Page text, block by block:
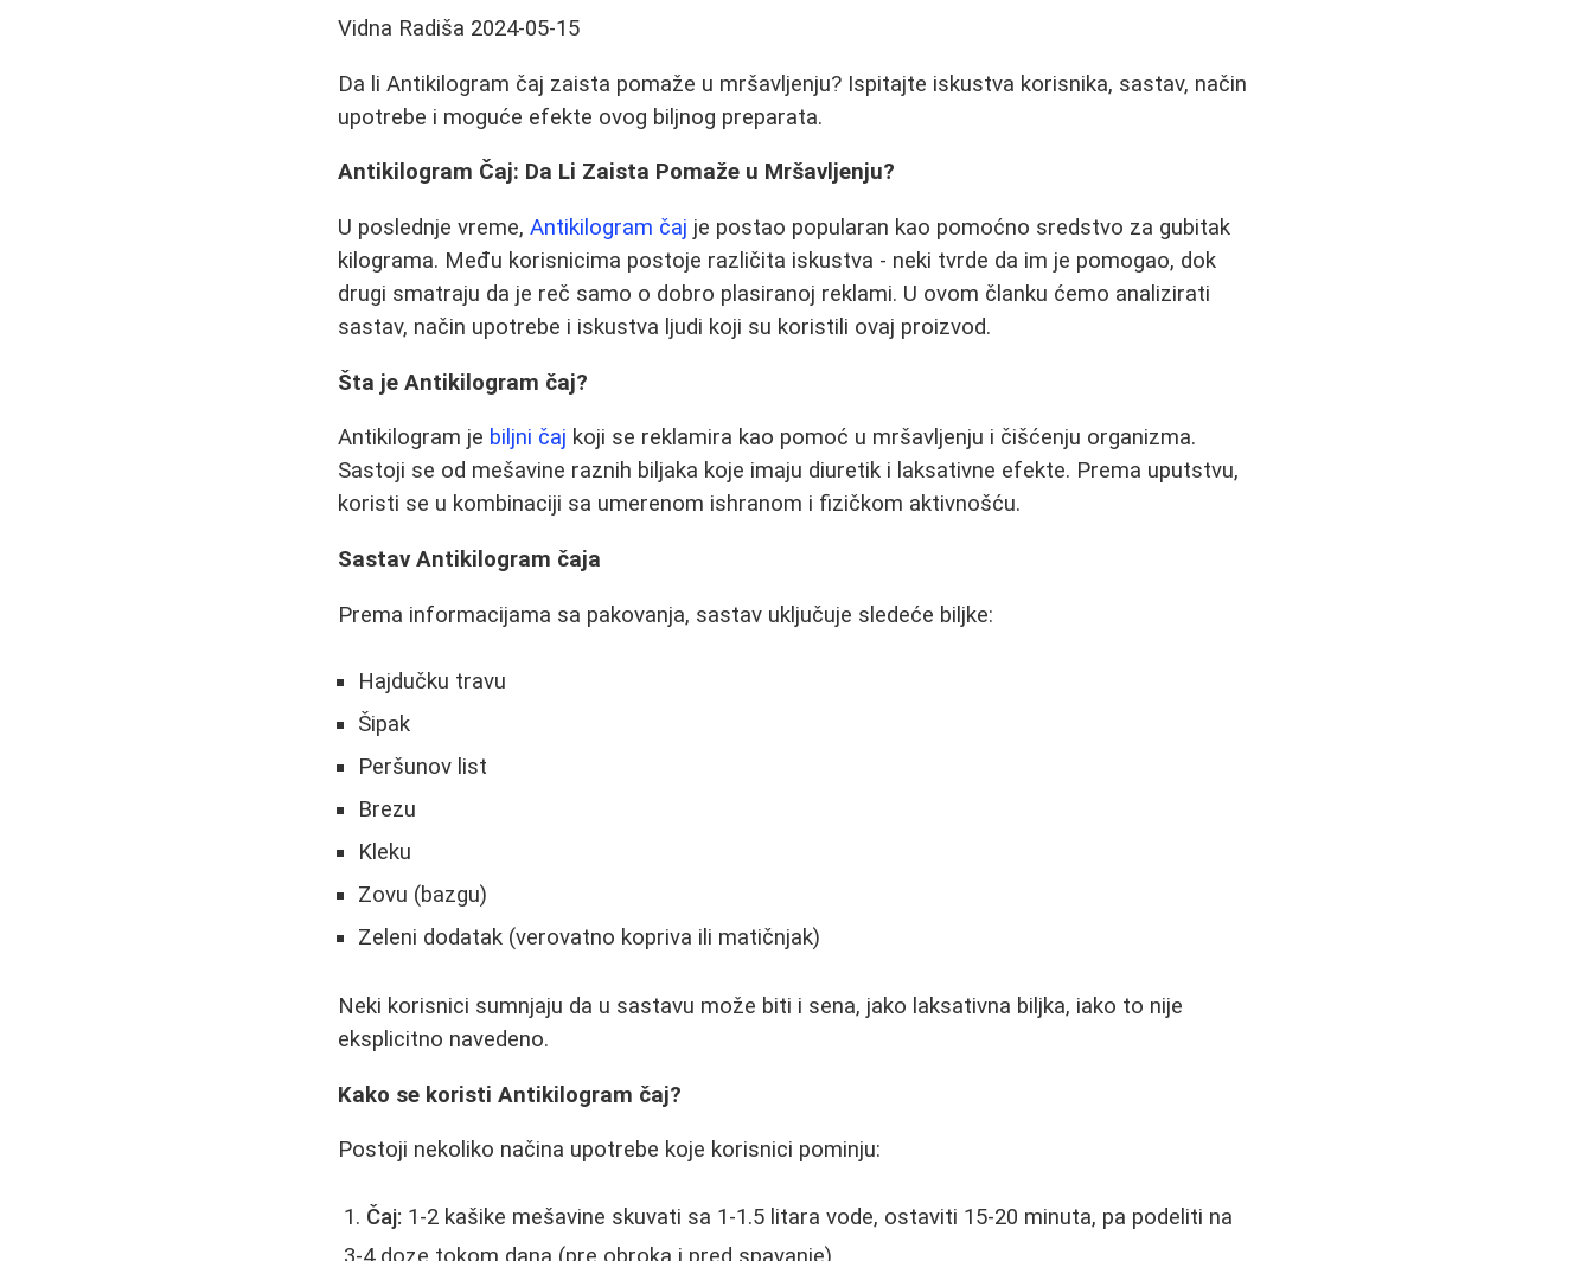
Vidna Radiša 2024-05-15
Da li Antikilogram čaj zaista pomaže u mršavljenju? Ispitajte iskustva korisnika, sastav, način
upotrebe i moguće efekte ovog biljnog preparata.
Antikilogram Čaj: Da Li Zaista Pomaže u Mršavljenju?
U poslednje vreme,Antikilogram čaj je postao popularan kao pomoćno sredstvo za gubitak
kilograma. Među korisnicima postoje različita iskustva - neki tvrde da im je pomogao, dok
drugi smatraju da je reč samo o dobro plasiranoj reklami. U ovom članku ćemo analizirati
sastav, način upotrebe i iskustva ljudi koji su koristili ovaj proizvod.
Šta je Antikilogram čaj?
Antikilogram je biljni čaj koji se reklamira kao pomoć u mršavljenju i čišćenju organizma.
Sastoji se od mešavine raznih biljaka koje imaju diuretik i laksativne efekte. Prema uputstvu,
koristi se u kombinaciji sa umerenom ishranom i fizičkom aktivnošću.
Sastav Antikilogram čaja
Prema informacijama sa pakovanja, sastav uključuje sledeće biljke:
Hajdučku travu
Šipak
Peršunov list
Brezu
Kleku
Zovu (bazgu)
Zeleni dodatak (verovatno kopriva ili matičnjak)
Neki korisnici sumnjaju da u sastavu može biti i sena, jako laksativna biljka, iako to nije
eksplicitno navedeno.
Kako se koristi Antikilogram čaj?
Postoji nekoliko načina upotrebe koje korisnici pominju:
Čaj: 1-2 kašike mešavine skuvati sa 1-1.5 litara vode, ostaviti 15-20 minuta, pa podeliti na